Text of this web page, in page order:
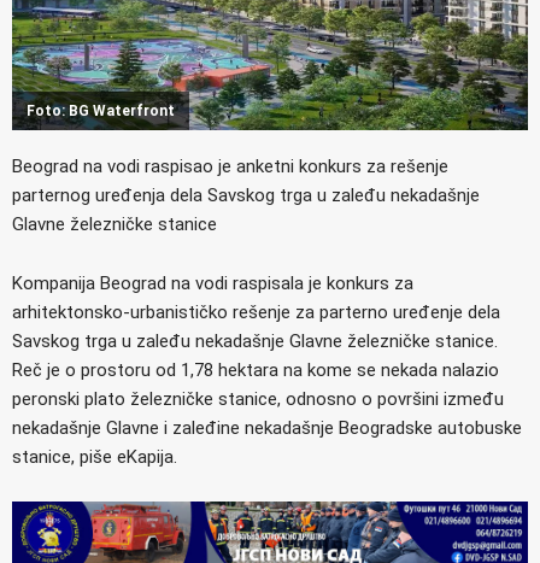
Foto: BG Waterfront
Beograd na vodi raspisao je anketni konkurs za rešenje
parternog uređenja dela Savskog trga u zaleđu nekadašnje
Glavne železničke stanice
Kompanija Beograd na vodi raspisala je konkurs za
arhitektonsko-urbanističko rešenje za parterno uređenje dela
Savskog trga u zaleđu nekadašnje Glavne železničke stanice.
Reč je o prostoru od 1,78 hektara na kome se nekada nalazio
peronski plato železničke stanice, odnosno o površini između
nekadašnje Glavne i zaleđine nekadašnje Beogradske autobuske
stanice, piše eKapija.